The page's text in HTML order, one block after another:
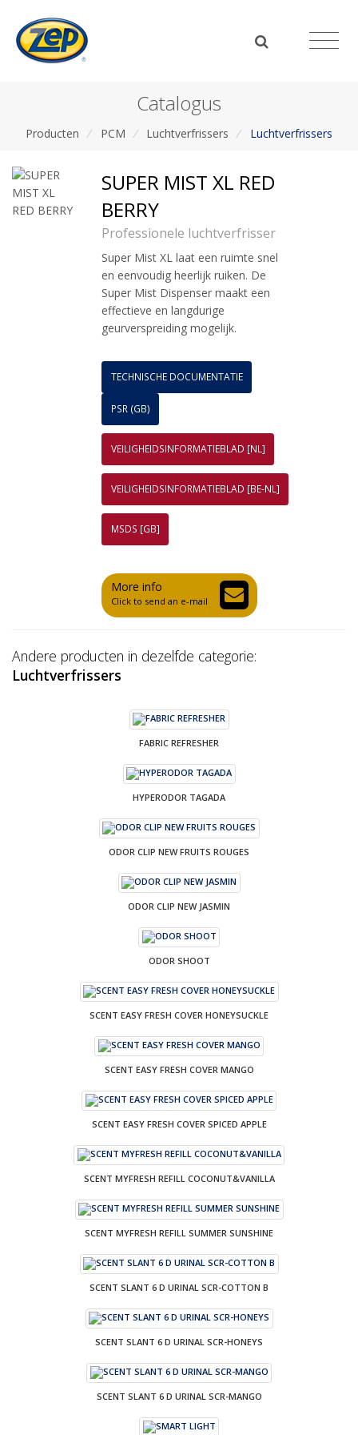
Catalogus
Producten / PCM / Luchtverfrissers / Luchtverfrissers
SUPER MIST XL RED
BERRY
Professionele luchtverfrisser
Super Mist XL laat een ruimte snel
en eenvoudig heerlijk ruiken. De
Super Mist Dispenser maakt een
effectieve en langdurige
geurverspreiding mogelijk.
TECHNISCHE DOCUMENTATIE
PSR (GB)
VEILIGHEIDSINFORMATIEBLAD [NL]
VEILIGHEIDSINFORMATIEBLAD [BE-NL]
MSDS [GB]
More info
Click to send an e-mail
Andere producten in dezelfde categorie:
Luchtverfrissers
FABRIC REFRESHER
HYPERODOR TAGADA
ODOR CLIP NEW FRUITS ROUGES
ODOR CLIP NEW JASMIN
ODOR SHOOT
SCENT EASY FRESH COVER HONEYSUCKLE
SCENT EASY FRESH COVER MANGO
SCENT EASY FRESH COVER SPICED APPLE
SCENT MYFRESH REFILL COCONUT&VANILLA
SCENT MYFRESH REFILL SUMMER SUNSHINE
SCENT SLANT 6 D URINAL SCR-COTTON B
SCENT SLANT 6 D URINAL SCR-HONEYS
SCENT SLANT 6 D URINAL SCR-MANGO